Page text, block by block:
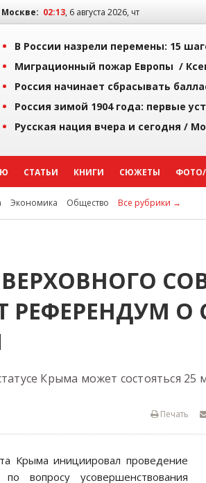
Москве: 02:13, 6 августа 2026, чт
В России назрели перемены: 15
Миграционный пожар Европы /
Россия начинает сбрасывать
Россия зимой 1904 года: первые
Русская нация вчера и сегодня /
СТАТЬИ КНИГИ СЮЖЕТЫ
Экономика Общество Все рубрики →
О
Крыма может состояться 25
Печать
Крыма инициировал проведение
вопросу усовершенствования